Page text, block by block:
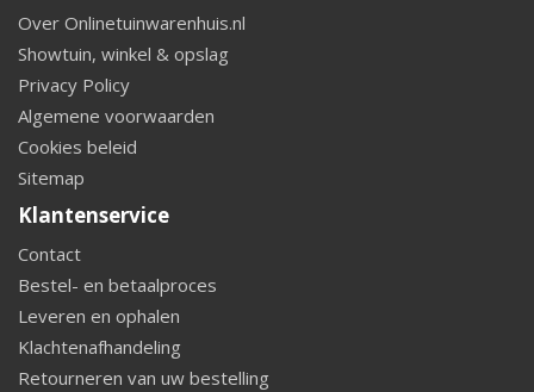
Over Onlinetuinwarenhuis.nl
Showtuin, winkel & opslag
Privacy Policy
Algemene voorwaarden
Cookies beleid
Sitemap
Klantenservice
Contact
Bestel- en betaalproces
Leveren en ophalen
Klachtenafhandeling
Retourneren van uw bestelling